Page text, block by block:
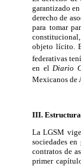
garantizado
derecho de
para tomar
constitucional,
objeto lícito.
federativas
en el Diario
Mexicanos de
III. Estructura
La LGSM
sociedades
contratos de
primer